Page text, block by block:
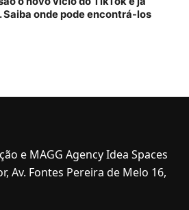
onde pode encontrá-los
e MAGG Agency Idea Spaces
Av. Fontes Pereira de Melo 16,